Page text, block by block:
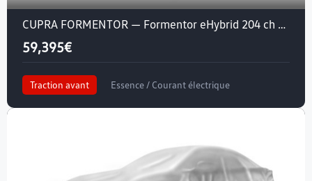
CUPRA FORMENTOR — Formentor eHybrid 204 ch DSG6
59,395€
Traction avant
Essence / Courant électrique